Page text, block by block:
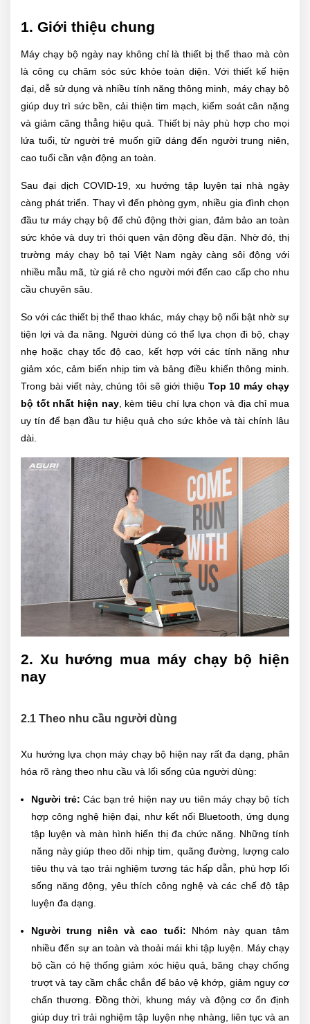
1. Giới thiệu chung
Máy chạy bộ ngày nay không chỉ là thiết bị thể thao mà còn
là công cụ chăm sóc sức khỏe toàn diện. Với thiết kế hiện
đại, dễ sử dụng và nhiều tính năng thông minh, máy chạy bộ
giúp duy trì sức bền, cải thiện tim mạch, kiểm soát cân nặng
và giảm căng thẳng hiệu quả. Thiết bị này phù hợp cho mọi
lứa tuổi, từ người trẻ muốn giữ dáng đến người trung niên,
cao tuổi cần vận động an toàn.
Sau đại dịch COVID-19, xu hướng tập luyện tại nhà ngày
càng phát triển. Thay vì đến phòng gym, nhiều gia đình chọn
đầu tư máy chạy bộ để chủ động thời gian, đảm bảo an toàn
sức khỏe và duy trì thói quen vận động đều đặn. Nhờ đó, thị
trường máy chạy bộ tại Việt Nam ngày càng sôi động với
nhiều mẫu mã, từ giá rẻ cho người mới đến cao cấp cho nhu
cầu chuyên sâu.
So với các thiết bị thể thao khác, máy chạy bộ nổi bật nhờ sự
tiện lợi và đa năng. Người dùng có thể lựa chọn đi bộ, chạy
nhẹ hoặc chạy tốc độ cao, kết hợp với các tính năng như
giảm xóc, cảm biến nhịp tim và bảng điều khiển thông minh.
Trong bài viết này, chúng tôi sẽ giới thiệu Top 10 máy chạy
bộ tốt nhất hiện nay, kèm tiêu chí lựa chọn và địa chỉ mua
uy tín để bạn đầu tư hiệu quả cho sức khỏe và tài chính lâu
dài.
2. Xu hướng mua máy chạy bộ hiện
nay
2.1 Theo nhu cầu người dùng
Xu hướng lựa chọn máy chạy bộ hiện nay rất đa dạng, phân
hóa rõ ràng theo nhu cầu và lối sống của người dùng:
Người trẻ: Các bạn trẻ hiện nay ưu tiên máy chạy bộ tích
hợp công nghệ hiện đại, như kết nối Bluetooth, ứng dụng
tập luyện và màn hình hiển thị đa chức năng. Những tính
năng này giúp theo dõi nhịp tim, quãng đường, lượng calo
tiêu thụ và tạo trải nghiệm tương tác hấp dẫn, phù hợp lối
sống năng động, yêu thích công nghệ và các chế độ tập
luyện đa dạng.
Người trung niên và cao tuổi: Nhóm này quan tâm
nhiều đến sự an toàn và thoải mái khi tập luyện. Máy chạy
bộ cần có hệ thống giảm xóc hiệu quả, băng chạy chống
trượt và tay cầm chắc chắn để bảo vệ khớp, giảm nguy cơ
chấn thương. Đồng thời, khung máy và động cơ ổn định
giúp duy trì trải nghiệm tập luyện nhẹ nhàng, liên tục và an